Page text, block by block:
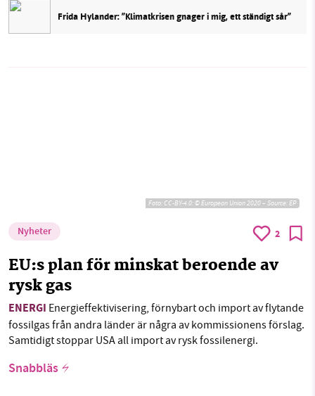
Frida Hylander: ”Klimatkrisen gnager i mig, ett ständigt sår”
Foto: CC-BY-4.0: © European Union 2020 – Source: EP
Nyheter 2
EU:s plan för minskat beroende av
rysk gas
ENERGI Energieffektivisering, förnybart och import av flytande
fossilgas från andra länder är några av kommissionens förslag.
Samtidigt stoppar USA all import av rysk fossilenergi.
Snabbläs